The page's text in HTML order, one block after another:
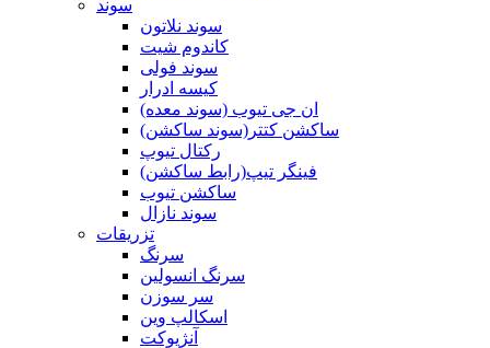
سوند
سوند نلاتون
کاندوم شیت
سوند فولی
کیسه ادرار
ان جی تیوب (سوند معده)
ساکشن کتتر(سوند ساکشن)
رکتال تیوپ
فینگر تیپ(رابط ساکشن)
ساکشن تیوب
سوند نازال
تزریقات
سرنگ
سرنگ انسولین
سر سوزن
اسکالپ وین
آنژیوکت